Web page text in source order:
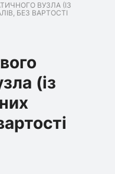
ВУЗЛА (ІЗ
БЕЗ ВАРТОСТІ
(із